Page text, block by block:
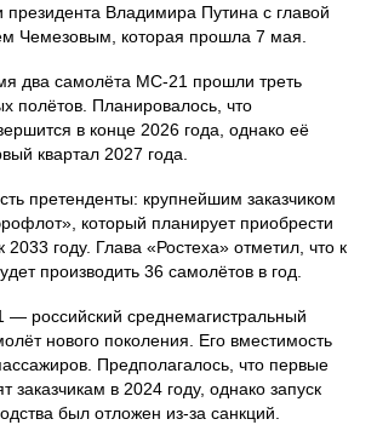
президента Владимира Путина с главой
Чемезовым, которая прошла 7 мая.
два самолёта МС‑21 прошли треть
полётов. Планировалось, что
в конце 2026 года, однако её
квартал 2027 года.
претенденты: крупнейшим заказчиком
который планирует приобрести
2033 году. Глава «Ростеха» отметил, что к
производить 36 самолётов в год.
российский среднемагистральный
нового поколения. Его вместимость
Предполагалось, что первые
заказчикам в 2024 году, однако запуск
был отложен из‑за санкций.